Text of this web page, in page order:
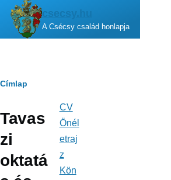
Ugrás a tartalomra
csecsy.hu
A Csécsy család honlapja
Morzsa
Címlap
Tavas
zi
oktatá
navigáció
CV
Önél
etraj
z
Kön